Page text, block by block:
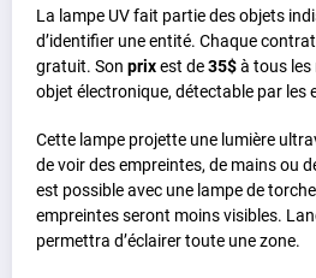
La lampe UV fait partie des objets
d’identifier une entité. Chaque
gratuit. Son prixest de35$à tous les
objet électronique, détectable par les
Cette lampe projette une lumière
de voir des empreintes, de mains ou
est possible avec une lampe de
empreintes seront moins visibles.
permettra d’éclairer toute une zone.